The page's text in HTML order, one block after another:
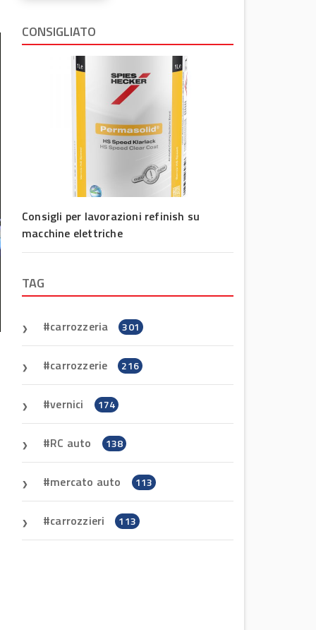
CONSIGLIATO
Consigli per lavorazioni refinish su
macchine elettriche
TAG
carrozzeria 301
carrozzerie 216
vernici 174
RC auto 138
mercato auto 113
carrozzieri 113